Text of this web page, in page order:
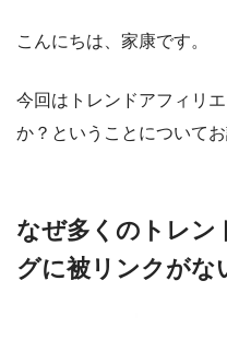
こんにちは、家康です。
今回はトレンドアフィリ
か？ということについて
なぜ多くのトレン
グに被リンクがな